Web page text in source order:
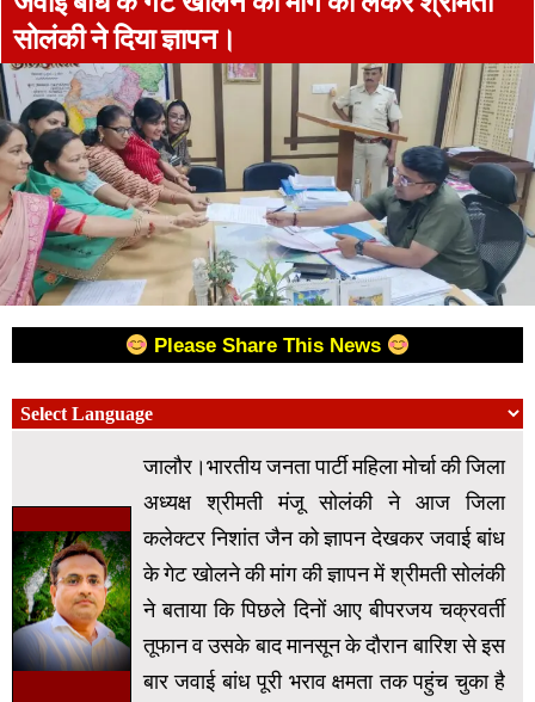
सोलंकी ने दिया ज्ञापन।
Please Share This News
जालौर।भारतीय जनता पार्टी महिला मोर्चा की जिला
अध्यक्ष श्रीमती मंजू सोलंकी ने आज जिला
कलेक्टर निशांत जैन को ज्ञापन देखकर जवाई बांध
के गेट खोलने की मांग की ज्ञापन में श्रीमती सोलंकी
ने बताया कि पिछले दिनों आए बीपरजय चक्रवर्ती
तूफान व उसके बाद मानसून के दौरान बारिश से इस
बार जवाई बांध पूरी भराव क्षमता तक पहुंच चुका है